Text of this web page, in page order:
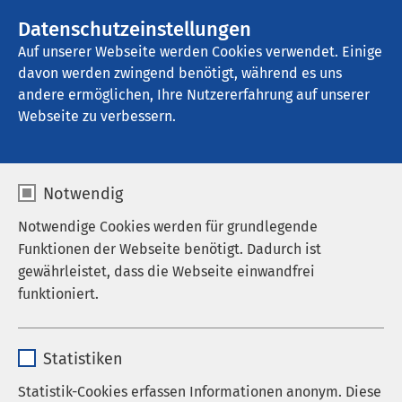
Datenschutzeinstellungen
Auf unserer Webseite werden Cookies verwendet. Einige
davon werden zwingend benötigt, während es uns
andere ermöglichen, Ihre Nutzererfahrung auf unserer
Webseite zu verbessern.
Notwendig
Notwendige Cookies werden für grundlegende
Funktionen der Webseite benötigt. Dadurch ist
gewährleistet, dass die Webseite einwandfrei
funktioniert.
Anbieter sgalinski
Statistiken
Statistik-Cookies erfassen Informationen anonym. Diese
AMEOS Eingliederung Osnabrück
Auf einen Blick
Unsere Wohnheime
Hans Peter Kitzig Haus I
Knollstraße 31